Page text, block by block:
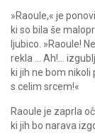
»Raoule,« je
ki so bila še
ljubico. »Raoule!
rekla … Ah!…
ki jih ne bom
s celim srcem!«
Raoule je zaprla
ki jih bo narava